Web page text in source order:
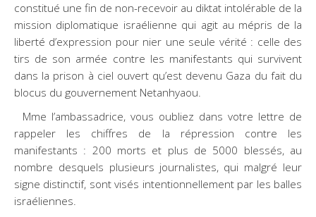
constitué une fin de non-recevoir au diktat intolérable de la
mission diplomatique israélienne qui agit au mépris de la
liberté d’expression pour nier une seule vérité : celle des
tirs de son armée contre les manifestants qui survivent
dans la prison à ciel ouvert qu’est devenu Gaza du fait du
blocus du gouvernement Netanhyaou.
Mme l’ambassadrice, vous oubliez dans votre lettre de
rappeler les chiffres de la répression contre les
manifestants : 200 morts et plus de 5000 blessés, au
nombre desquels plusieurs journalistes, qui malgré leur
signe distinctif, sont visés intentionnellement par les balles
israéliennes.